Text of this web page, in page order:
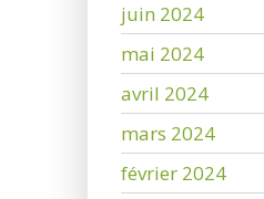
juin 2024
mai 2024
avril 2024
mars 2024
février 2024